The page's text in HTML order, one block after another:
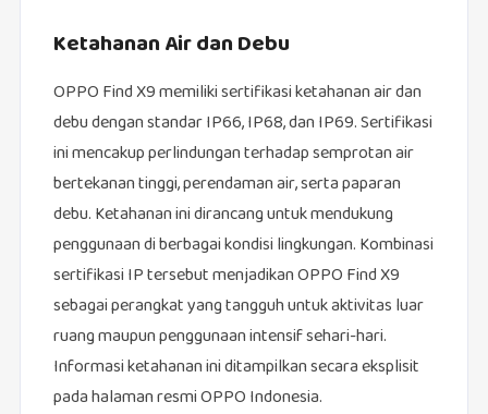
Ketahanan Air dan Debu
OPPO Find X9 memiliki sertifikasi ketahanan air dan
debu dengan standar IP66, IP68, dan IP69. Sertifikasi
ini mencakup perlindungan terhadap semprotan air
bertekanan tinggi, perendaman air, serta paparan
debu. Ketahanan ini dirancang untuk mendukung
penggunaan di berbagai kondisi lingkungan. Kombinasi
sertifikasi IP tersebut menjadikan OPPO Find X9
sebagai perangkat yang tangguh untuk aktivitas luar
ruang maupun penggunaan intensif sehari-hari.
Informasi ketahanan ini ditampilkan secara eksplisit
pada halaman resmi OPPO Indonesia.